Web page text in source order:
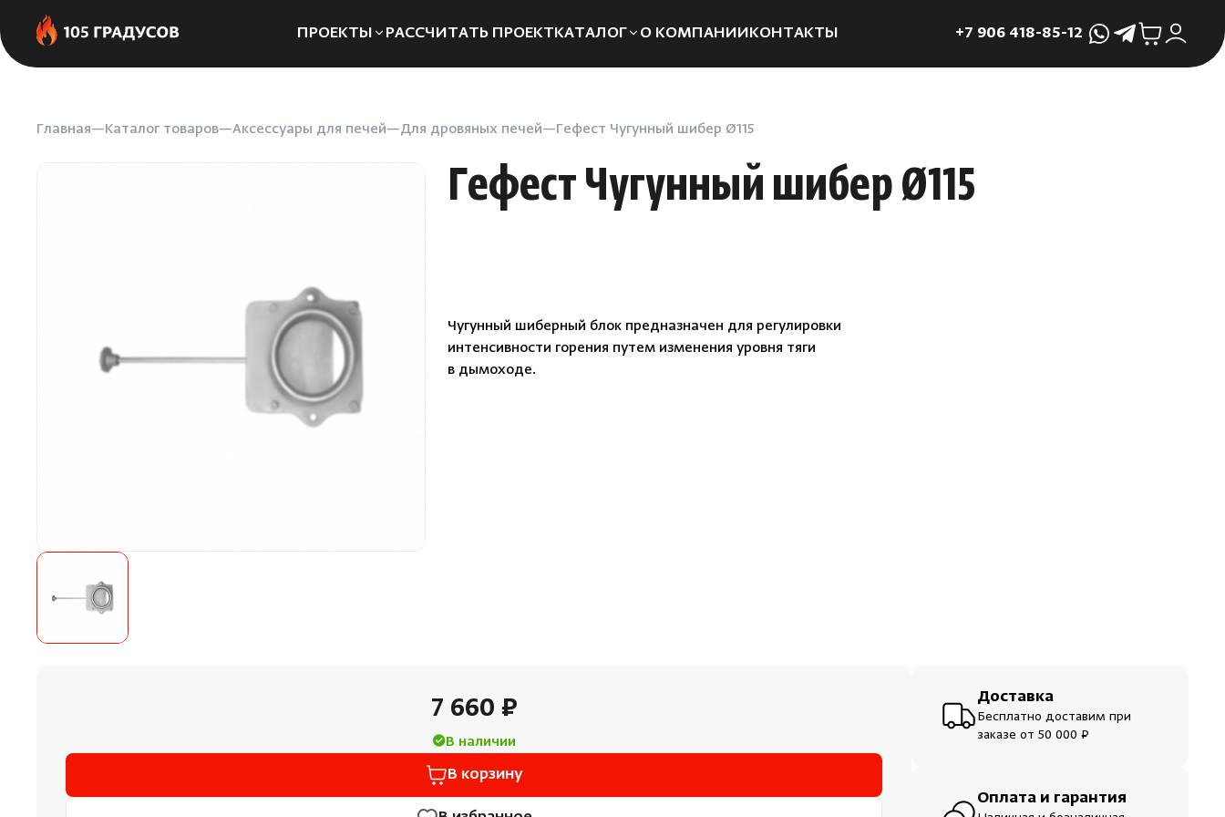
ПРОЕКТЫ РАССЧИТАТЬ ПРОЕКТКАТАЛОГ
Дровяные печи
Пульты управления
Пиломатериалы
Отопление
Для хаммама
системы слива
О КОМПАНИИКОНТАКТЫ +7 906 418-85-12
WhatsApp
Telegram
Главная Каталог товаров Аксессуары для печей Для дровяных печей Гефест Чугунный шибер Ø115
Гефест Чугунный шибер Ø115
Чугунный шиберный блок предназначен для регулировки
интенсивности горения путем изменения уровня тяги
в дымоходе.
7 660 ₽
В наличии
В корзину
Доставка
Бесплатно доставим при
заказе от 50 000 ₽
Оплата и гарантия